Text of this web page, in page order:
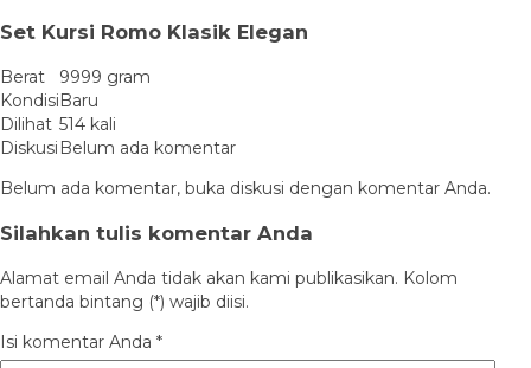
Set Kursi Romo Klasik Elegan
Berat
9999 gram
Kondisi Baru
Dilihat 514 kali
Diskusi Belum ada komentar
Belum ada komentar, buka diskusi dengan komentar Anda.
Silahkan tulis komentar Anda
Alamat email Anda tidak akan kami publikasikan. Kolom
bertanda bintang (*) wajib diisi.
Isi komentar Anda *